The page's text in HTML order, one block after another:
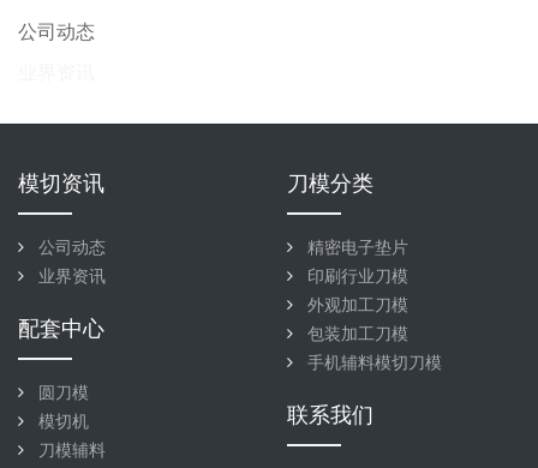
公司动态
模切资讯
公司动态
业界资讯
刀模分类
精密电子垫片
印刷行业刀模
外观加工刀模
包装加工刀模
手机辅料模切刀模
配套中心
圆刀模
模切机
刀模辅料
联系我们